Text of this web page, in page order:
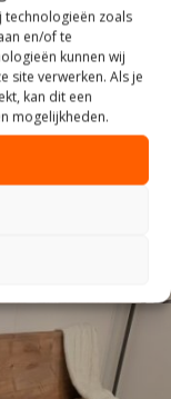
technologieën zoals
en/of te
kunnen wij
site verwerken. Als je
kan dit een
mogelijkheden.